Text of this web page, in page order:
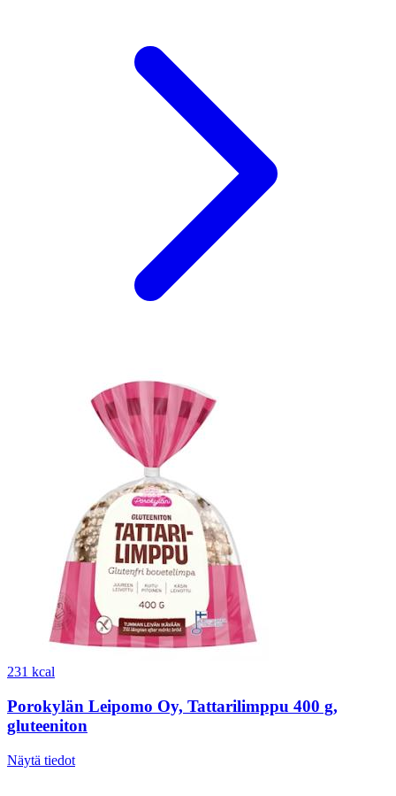
231 kcal
Porokylän Leipomo Oy, Tattarilimppu 400 g,
gluteeniton
Näytä tiedot